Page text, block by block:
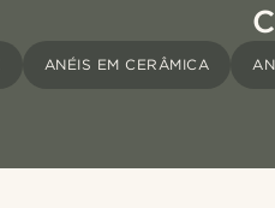
ANÉIS EM CERÂMICA